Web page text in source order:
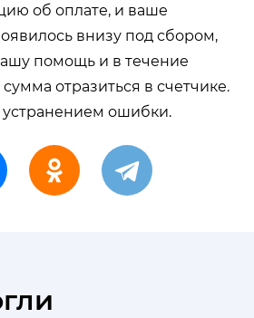
об оплате, и ваше
внизу под сбором,
помощь и в течение
отразиться в счетчике.
ошибки.